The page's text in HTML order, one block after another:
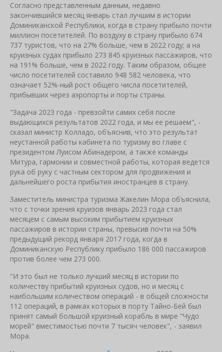
Согласно представленным данным, недавно
закончившийся месяц январь стал лучшим в истории
Доминиканской Республики, когда в страну прибыло почти
миллион посетителей. По воздуху в страну прибыло 674
737 туристов, что на 27% больше, чем в 2022 году; а на
круизных судах прибыло 273 845 круизных пассажиров, что
на 191% больше, чем в 2022 году. Таким образом, общее
число посетителей составило 948 582 человека, что
означает 52%-ный рост общего числа посетителей,
прибывших через аэропорты и порты страны.
"Задача 2023 года - превзойти самих себя после
выдающихся результатов 2022 года, и мы ее решаем", -
сказал министр Колладо, объяснив, что это результат
неустанной работы кабинета по туризму во главе с
президентом Луисом Абинадером, а также команды
Митура, гармонии и совместной работы, которая ведется
рука об руку с частным сектором для продвижения и
дальнейшего роста прибытия иностранцев в страну.
Заместитель министра туризма Жакелин Мора объяснила,
что с точки зрения круизов январь 2023 года стал
месяцем с самым высоким прибытием круизных
пассажиров в истории страны, превысив почти на 50%
предыдущий рекорд января 2017 года, когда в
Доминиканскую Республику прибыло 186 000 пассажиров
против более чем 273 000.
"И это был не только лучший месяц в истории по
количеству прибытий круизных судов, но и месяц с
наибольшим количеством операций - в общей сложности
112 операций, в рамках которых в порту Тайно-Бей был
принят самый большой круизный корабль в мире "Чудо
морей" вместимостью почти 7 тысяч человек", - заявил
Мора.